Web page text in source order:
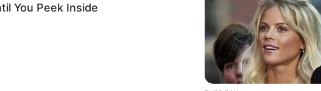
You Peek Inside